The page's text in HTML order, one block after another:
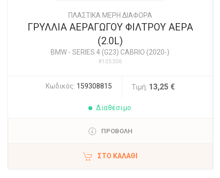
ΠΛΑΣΤΙΚΑ ΜΕΡΗ ΔΙΑΦΟΡΑ
ΓΡΥΛΛΙΑ ΑΕΡΑΓΩΓΟΥ ΦΙΛΤΡΟΥ ΑΕΡΑ
(2.0L)
BMW - SERIES 4 (G23) CABRIO (2020-)
#105306
Κωδικός: 159308815 Τιμή: 13,25 €
Διαθέσιμο
ΠΡΟΒΟΛΗ
ΣΤΟ ΚΑΛΆΘΙ